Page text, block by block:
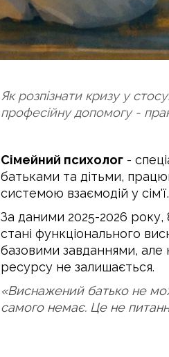
Як розпізнати кризу у
професійну допомогу -
Сімейний психолог -
батьками та дітьми,
системою взаємодій у сім'ї.
За даними 2025-2026 року,
стані функціонального
базовими завданнями, але
ресурсу не залишається.
«Виснажений батько не
самого немає. Це не